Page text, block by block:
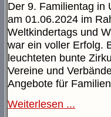
Der 9. Familientag in
am 01.06.2024 im
Weltkindertags und
war ein voller Erfolg.
leuchteten bunte
Vereine und
Angebote für
Weiterlesen ...